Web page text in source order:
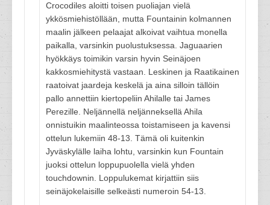
Crocodiles aloitti toisen puoliajan vielä
ykkösmiehistöllään, mutta Fountainin kolmannen
maalin jälkeen pelaajat alkoivat vaihtua monella
paikalla, varsinkin puolustuksessa. Jaguaarien
hyökkäys toimikin varsin hyvin Seinäjoen
kakkosmiehitystä vastaan. Leskinen ja Raatikainen
raatoivat jaardeja keskelä ja aina silloin tällöin
pallo annettiin kiertopeliin Ahilalle tai James
Perezille. Neljännellä neljänneksellä Ahila
onnistuikin maalinteossa toistamiseen ja kavensi
ottelun lukemiin 48-13. Tämä oli kuitenkin
Jyväskylälle laiha lohtu, varsinkin kun Fountain
juoksi ottelun loppupuolella vielä yhden
touchdownin. Loppulukemat kirjattiin siis
seinäjokelaisille selkeästi numeroin 54-13.